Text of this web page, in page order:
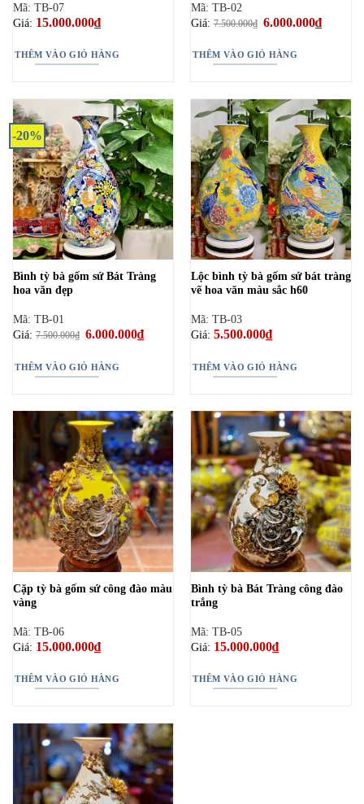
Mã: TB-07
Giá: 15.000.000₫
THÊM VÀO GIỎ HÀNG
Mã: TB-02
Giá:7.500.000₫ Giá
gốc
7.500.000₫.
6.000.000₫Giá
hiện
THÊM VÀO GIỎ HÀNG
-20%
Bình tỳ bà gốm sứ Bát Tràng
hoa văn đẹp
Mã: TB-01
Giá:7.500.000₫ Giá
7.500.000₫.
6.000.000₫Giá
hiện
THÊM VÀO GIỎ HÀNG
Lộc bình tỳ bà gốm sứ bát tràng
vẽ hoa văn màu sắc h60
Mã: TB-03
Giá: 5.500.000₫
THÊM VÀO GIỎ HÀNG
Cặp tỳ bà gốm sứ công đào màu
vàng
Mã: TB-06
Giá: 15.000.000₫
THÊM VÀO GIỎ HÀNG
Bình tỳ bà Bát Tràng công đào
trắng
Mã: TB-05
Giá: 15.000.000₫
THÊM VÀO GIỎ HÀNG